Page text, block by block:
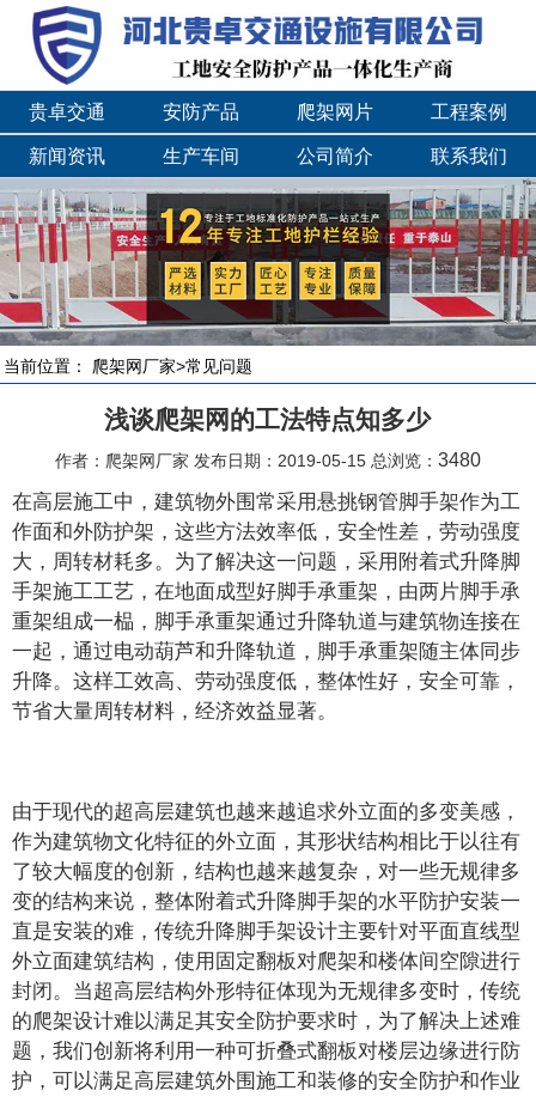
贵卓交通 安防产品 爬架网片 工程案例
新闻资讯 生产车间 公司简介 联系我们
当前位置： 爬架网厂家>常见问题
浅谈爬架网的工法特点知多少
作者：爬架网厂家 发布日期：2019-05-15 总浏览： 3480
在高层施工中，建筑物外围常采用悬挑钢管脚手架作为工
作面和外防护架，这些方法效率低，安全性差，劳动强度
大，周转材耗多。为了解决这一问题，采用附着式升降脚
手架施工工艺，在地面成型好脚手承重架，由两片脚手承
重架组成一榀，脚手承重架通过升降轨道与建筑物连接在
一起，通过电动葫芦和升降轨道，脚手承重架随主体同步
升降。这样工效高、劳动强度低，整体性好，安全可靠，
节省大量周转材料，经济效益显著。
由于现代的超高层建筑也越来越追求外立面的多变美感，
作为建筑物文化特征的外立面，其形状结构相比于以往有
了较大幅度的创新，结构也越来越复杂，对一些无规律多
变的结构来说，整体附着式升降脚手架的水平防护安装一
直是安装的难，传统升降脚手架设计主要针对平面直线型
外立面建筑结构，使用固定翻板对爬架和楼体间空隙进行
封闭。当超高层结构外形特征体现为无规律多变时，传统
的爬架设计难以满足其安全防护要求时，为了解决上述难
题，我们创新将利用一种可折叠式翻板对楼层边缘进行防
护，可以满足高层建筑外围施工和装修的安全防护和作业